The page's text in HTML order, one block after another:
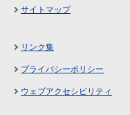
サイトマップ
リンク集
プライバシーポリシー
ウェブアクセシビリティ